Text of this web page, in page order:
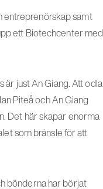
entreprenörskap samt
ett Biotechcenter med
är just An Giang. Att odla
Piteå och An Giang
Det här skapar enorma
som bränsle för att
bönderna har börjat